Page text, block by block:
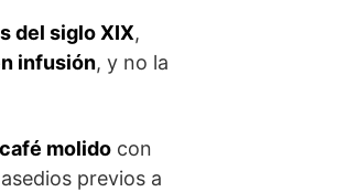
del siglo XIX,
infusión, y no la
molido con
previos a